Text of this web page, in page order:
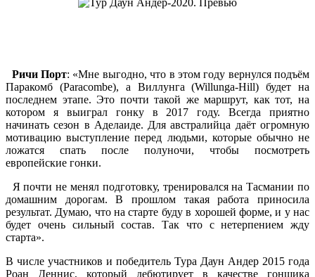
Ричи Порт: «Мне выгодно, что в этом году вернулся подъём
Паракомб (Paracombe), а Виллунга (Willunga-Hill) будет на
последнем этапе. Это почти такой же маршрут, как тот, на
котором я выиграл гонку в 2017 году. Всегда приятно
начинать сезон в Аделаиде. Для австралийца даёт огромную
мотивацию выступление перед людьми, которые обычно не
ложатся спать после полуночи, чтобы посмотреть
европейские гонки.
Я почти не менял подготовку, тренировался на Тасмании по
домашним дорогам. В прошлом такая работа приносила
результат. Думаю, что на старте буду в хорошей форме, и у нас
будет очень сильный состав. Так что с нетерпением жду
старта».
В числе участников и победитель Тура Даун Андер 2015 года
Роан Деннис, который дебютирует в качестве гонщика